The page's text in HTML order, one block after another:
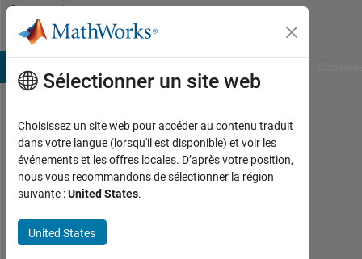
Passer au contenu
Community
Profile
Marcela
Matos
Last
plus
de 4
Sélectionner un site web
Choisissez un site web pour accéder au contenu traduit
dans votre langue (lorsqu'il est disponible) et voir les
événements et les offres locales. D’après votre position,
nous vous recommandons de sélectionner la région
suivante :United States.
United States